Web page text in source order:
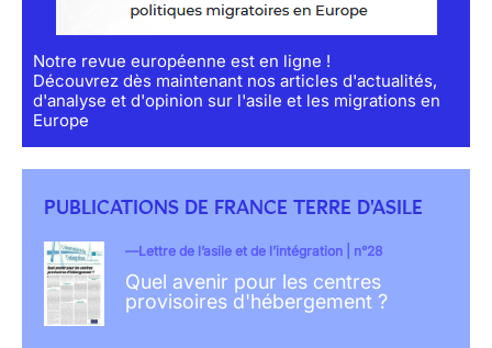
Notre revue européenne est en ligne !
Découvrez dès maintenant nos articles d'actualités,
d'analyse et d'opinion sur l'asile et les migrations en
Europe
PUBLICATIONS DE FRANCE TERRE D'ASILE
Lettre de l’asile et de l’intégration | n°28
Quel avenir pour les centres
provisoires d'hébergement ?